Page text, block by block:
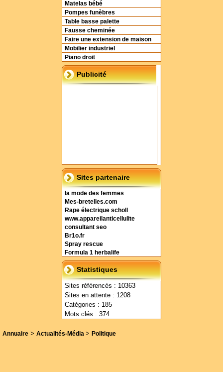
Matelas bébé
Pompes funèbres
Table basse palette
Fausse cheminée
Faire une extension de maison
Mobilier industriel
Piano droit
Publicité
Sites partenaire
la mode des femmes
Mes-bretelles.com
Rape électrique scholl
www.appareilanticellulite
consultant seo
Br1o.fr
Spray rescue
Formula 1 herbalife
Statistiques
Sites référencés : 10363
Sites en attente : 1208
Catégories : 185
Mots clés : 374
Annuaire > Actualités-Média > Politique